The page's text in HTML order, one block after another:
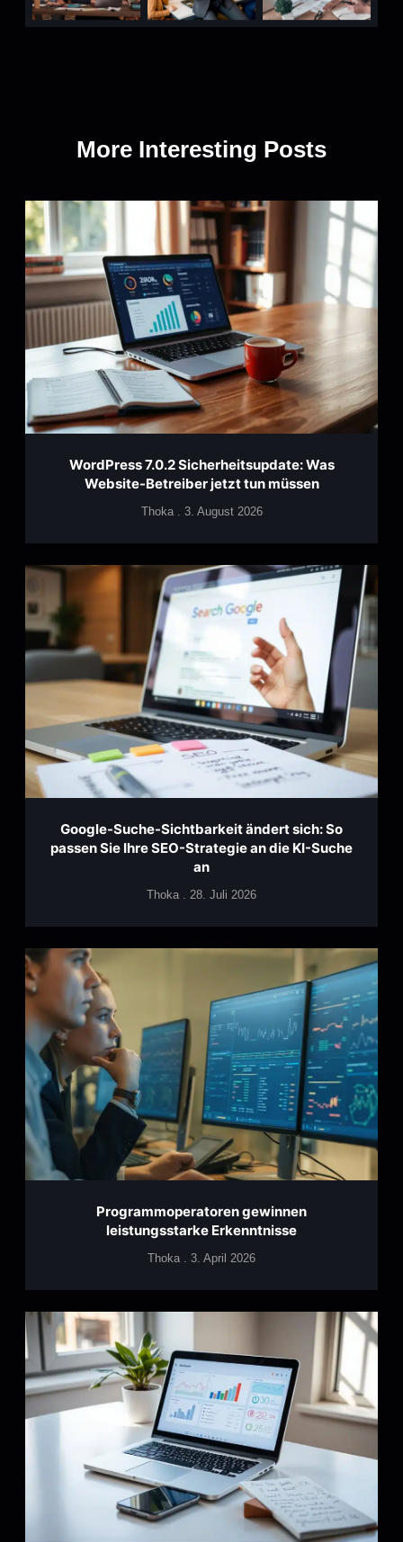
More Interesting Posts
WordPress 7.0.2 Sicherheitsupdate: Was
Website-Betreiber jetzt tun müssen
Thoka 3. August 2026
Google-Suche-Sichtbarkeit ändert sich: So
passen Sie Ihre SEO-Strategie an die KI-Suche
an
Thoka 28. Juli 2026
Programmoperatoren gewinnen
leistungsstarke Erkenntnisse
Thoka 3. April 2026